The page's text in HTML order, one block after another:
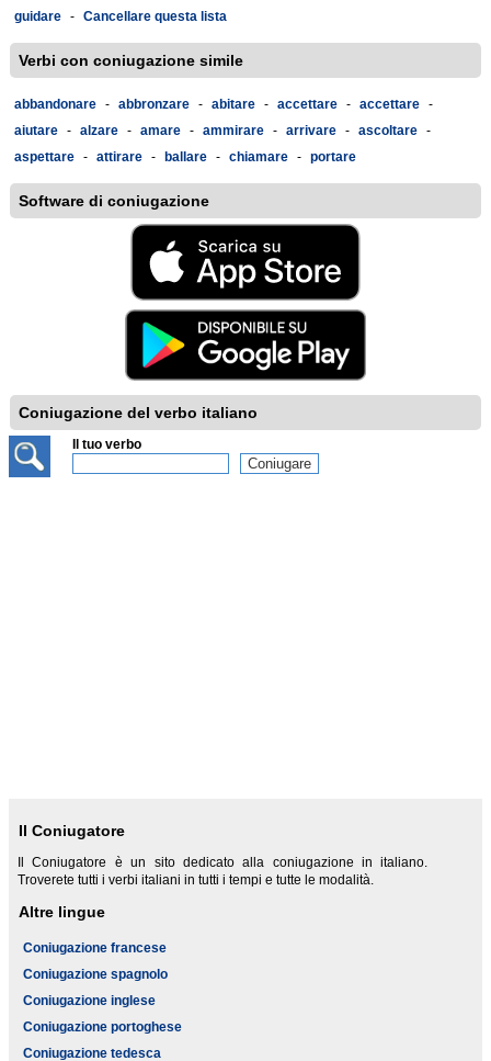
guidare - Cancellare questa lista
Verbi con coniugazione simile
abbandonare - abbronzare - abitare - accettare - accettare -
aiutare - alzare - amare - ammirare - arrivare - ascoltare -
aspettare - attirare - ballare - chiamare - portare
Software di coniugazione
Coniugazione del verbo italiano
Il tuo verbo
Il Coniugatore
Il Coniugatore è un sito dedicato alla coniugazione in italiano.
Troverete tutti i verbi italiani in tutti i tempi e tutte le modalità.
Altre lingue
Coniugazione francese
Coniugazione spagnolo
Coniugazione inglese
Coniugazione portoghese
Coniugazione tedesca